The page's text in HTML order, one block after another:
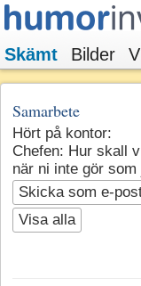
Skämt Bilder
Samarbete
Hört på kontor:
Chefen: Hur skall
när ni inte gör som
Skicka som e-
Visa alla